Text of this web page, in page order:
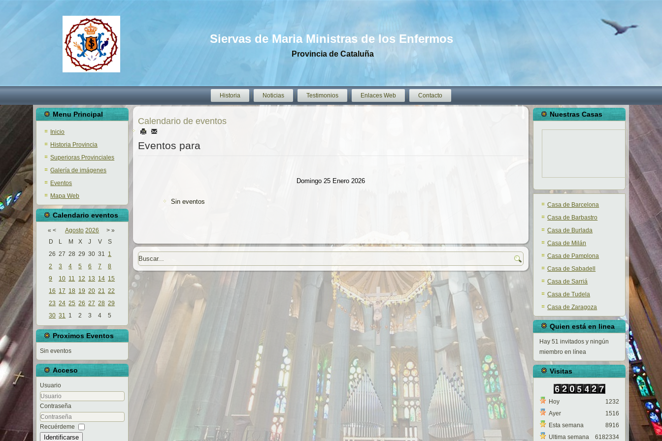
Siervas de Maria Ministras de los Enfermos
Provincia de Cataluña
Historia Noticias Testimonios Enlaces Web Contacto
Menu Principal
Inicio
Historia Provincia
Superioras Provinciales
Galería de imágenes
Eventos
Mapa Web
Calendario eventos
« < Agosto 2026 > »
D
L M X J V
S
26 27 28 29 30 31 1
2
3 4 5 6 7
8
9
10 11 12 13 14 15
16 17 18 19 20 21 22
23 24 25 26 27 28 29
30 31 1 2 3 4 5
Proximos Eventos
Sin eventos
Acceso
Usuario
Contraseña
Recuérdeme
Identificarse
Calendario de eventos
Eventos para
Domingo 25 Enero 2026
Sin eventos
Nuestras Casas
Casa de Barcelona
Casa de Barbastro
Casa de Burlada
Casa de Milán
Casa de Pamplona
Casa de Sabadell
Casa de Sarriá
Casa de Tudela
Casa de Zaragoza
Quien está en linea
Hay 51 invitados y ningún
miembro en línea
Visitas
Hoy
Ayer
Esta semana
Ultima semana
1232
1516
8916
6182334